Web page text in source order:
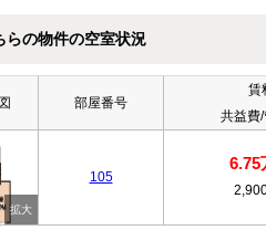
らの物件の空室状況
部屋番号
賃
共益費
105
6.75